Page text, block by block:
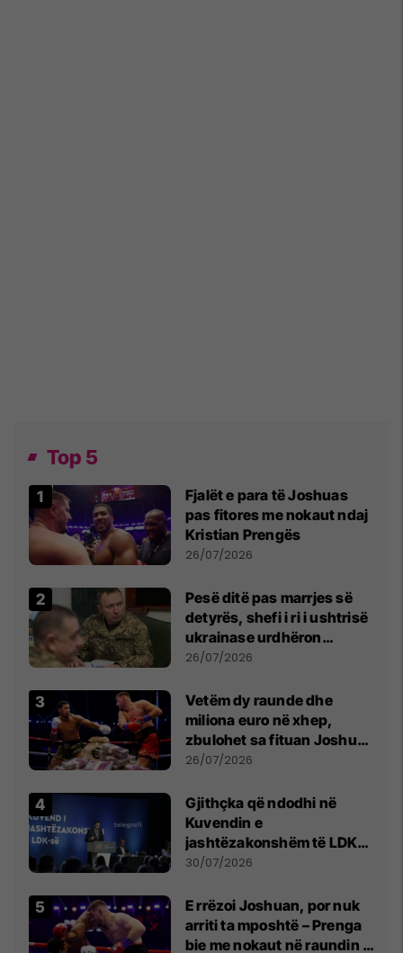
Top 5
Fjalët e para të Joshuas
pas fitores me nokaut ndaj
Kristian Prengës
26/07/2026
Pesë ditë pas marrjes së
detyrës, shefi i ri i ushtrisë
ukrainase urdhëron
kontroll të madh
26/07/2026
Vetëm dy raunde dhe
miliona euro në xhep,
zbulohet sa fituan Joshua
e Prenga
26/07/2026
Gjithçka që ndodhi në
Kuvendin e
jashtëzakonshëm të LDK-
së
30/07/2026
E rrëzoi Joshuan, por nuk
arriti ta mposhtë – Prenga
bie me nokaut në raundin e